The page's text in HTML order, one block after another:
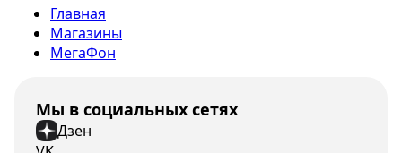
Главная
Магазины
МегаФон
Мы в социальных сетях
Дзен